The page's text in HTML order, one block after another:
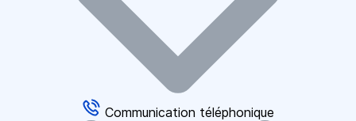
Communication téléphonique